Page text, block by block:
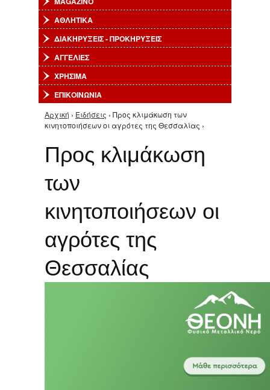
ΑΘΛΗΤΙΚΑ
ΔΙΑΚΗΡΥΞΕΙΣ - ΠΡΟΚΗΡΥΞΕΙΣ
ΑΓΓΕΛΙΕΣ
ΧΡΗΣΙΜΑ
ΕΠΙΚΟΙΝΩΝΙΑ
Είστε εδώ
Αρχική › Ειδήσεις › Προς κλιμάκωση των
κινητοποιήσεων οι αγρότες της Θεσσαλίας ›
Προς κλιμάκωση
των
κινητοποιήσεων οι
αγρότες της
Θεσσαλίας